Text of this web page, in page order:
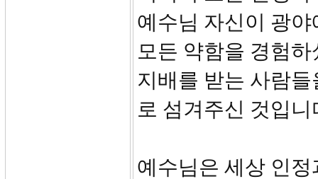
예수님 자신이 광
모든 약함을 경험
지배를 받는 사람
로 섬겨주신 것입니
예수님은 세상 인